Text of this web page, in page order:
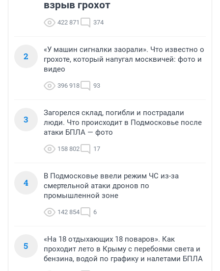
взрыв грохот
422 871 374
2
«У машин сигналки заорали». Что известно о
грохоте, который напугал москвичей: фото и
видео
396 918 93
3
Загорелся склад, погибли и пострадали
люди. Что происходит в Подмосковье после
атаки БПЛА — фото
158 802 17
4
В Подмосковье ввели режим ЧС из-за
смертельной атаки дронов по
промышленной зоне
142 854 6
5
«На 18 отдыхающих 18 поваров». Как
проходит лето в Крыму с перебоями света и
бензина, водой по графику и налетами БПЛА